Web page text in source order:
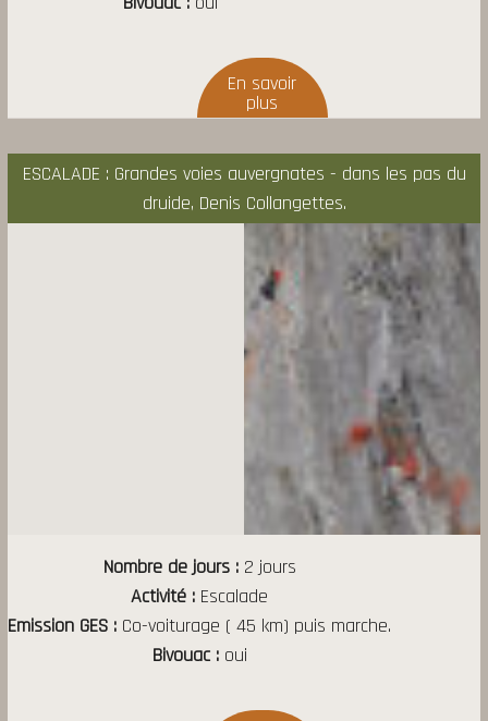
ESCALADE : Grandes voies auvergnates - dans les pas du
druide, Denis Collangettes.
Nombre de jours
2 jours
Activité
Escalade
Emission GES
Co-voiturage ( 45 km) puis marche.
Bivouac
oui